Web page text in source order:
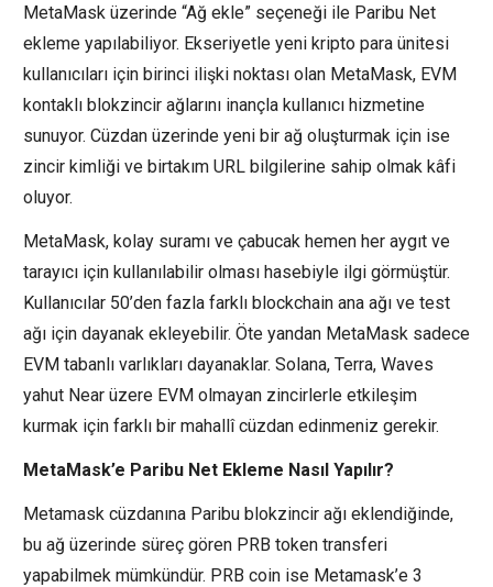
MetaMask üzerinde “Ağ ekle” seçeneği ile Paribu Net
ekleme yapılabiliyor. Ekseriyetle yeni kripto para ünitesi
kullanıcıları için birinci ilişki noktası olan MetaMask, EVM
kontaklı blokzincir ağlarını inançla kullanıcı hizmetine
sunuyor. Cüzdan üzerinde yeni bir ağ oluşturmak için ise
zincir kimliği ve birtakım URL bilgilerine sahip olmak kâfi
oluyor.
MetaMask, kolay suramı ve çabucak hemen her aygıt ve
tarayıcı için kullanılabilir olması hasebiyle ilgi görmüştür.
Kullanıcılar 50’den fazla farklı blockchain ana ağı ve test
ağı için dayanak ekleyebilir. Öte yandan MetaMask sadece
EVM tabanlı varlıkları dayanaklar. Solana, Terra, Waves
yahut Near üzere EVM olmayan zincirlerle etkileşim
kurmak için farklı bir mahallî cüzdan edinmeniz gerekir.
MetaMask’e Paribu Net Ekleme Nasıl Yapılır?
Metamask cüzdanına Paribu blokzincir ağı eklendiğinde,
bu ağ üzerinde süreç gören PRB token transferi
yapabilmek mümkündür. PRB coin ise Metamask’e 3